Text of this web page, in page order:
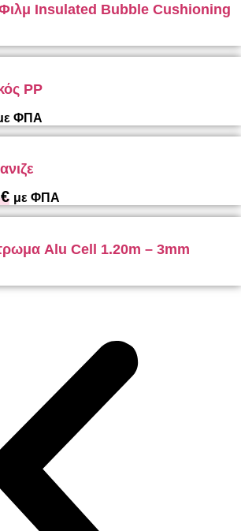
Insulated Bubble Cushioning
PP
€
ΦΠΑ
€ Price
range:
through
32,24 €
με ΦΠΑ
Alu Cell 1.20m – 3mm